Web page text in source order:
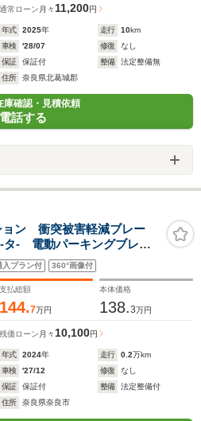
通常ローン 月々 11,200円
年式 2025年 走行 10km
車検
'28/07 修復
なし
保証
保証付 整備
法定整備無
住所
奈良県北葛城郡
庫確認・見積依頼
電話する
ン 衝突被害軽減ブレー
- 電動パーキングブレー
式ドアミラー バックカ
機能 LEDヘッドライト
入プラン付 360°画像付
支払総額
144.7万円
本体価格
138.3万円
残価ローン 月々 10,100円
年式 2024年 走行 0.2万km
車検
'27/12 修復
なし
保証
保証付 整備
法定整備付
住所
奈良県奈良市